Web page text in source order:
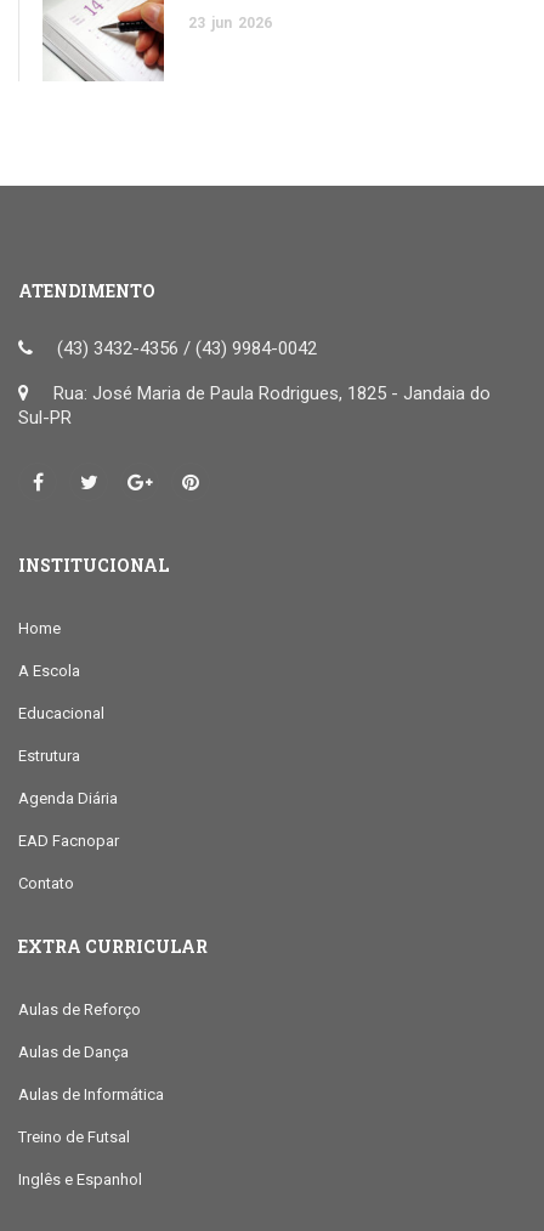
23 jun 2026
ATENDIMENTO
(43) 3432-4356 / (43) 9984-0042
Rua: José Maria de Paula Rodrigues, 1825 - Jandaia do
Sul-PR
INSTITUCIONAL
Home
A Escola
Educacional
Estrutura
Agenda Diária
EAD Facnopar
Contato
EXTRA CURRICULAR
Aulas de Reforço
Aulas de Dança
Aulas de Informática
Treino de Futsal
Inglês e Espanhol